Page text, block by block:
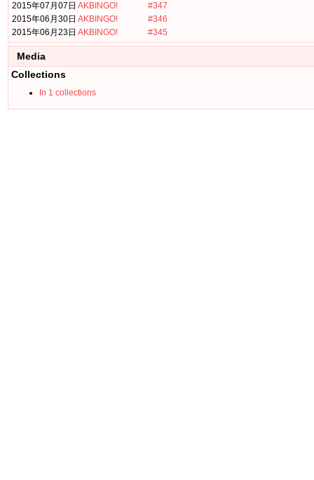
2015年07月07日 AKBINGO!
#347
2015年06月30日 AKBINGO!
#346
2015年06月23日 AKBINGO! #345
Media
Collections
In 1 collections